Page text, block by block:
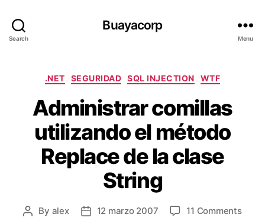
Search
Buayacorp
Menu
Categories
.NET SEGURIDAD SQL INJECTION WTF
Administrar comillas
utilizando el método
Replace de la clase
String
Post
By alex
Post12 marzo 2007 11 Commentson